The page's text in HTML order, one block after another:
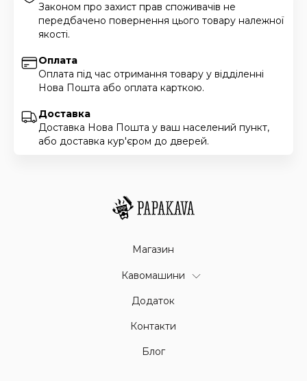
Законом про захист прав споживачів не
передбачено повернення цього товару належної
якості.
Оплата
Оплата під час отримання товару у відділенні
Нова Пошта або оплата карткою.
Доставка
Доставка Нова Пошта у ваш населений пункт,
або доставка кур'єром до дверей.
Магазин
Кавомашини
Додаток
Контакти
Блог